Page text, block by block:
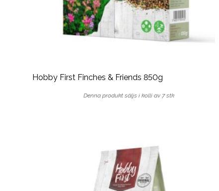
Hobby First Finches & Friends 850g
Denna produkt säljs i kolli av 7 stk